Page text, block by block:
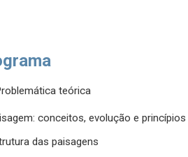
teórica
conceitos, evolução e
das paisagens